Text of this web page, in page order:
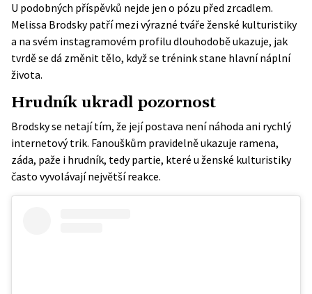
U podobných příspěvků nejde jen o pózu před zrcadlem.
Melissa Brodsky patří mezi výrazné tváře ženské kulturistiky
a na svém instagramovém profilu dlouhodobě ukazuje, jak
tvrdě se dá změnit tělo, když se trénink stane hlavní náplní
života.
Hrudník ukradl pozornost
Brodsky se netají tím, že její postava není náhoda ani rychlý
internetový trik. Fanouškům pravidelně ukazuje ramena,
záda, paže i hrudník, tedy partie, které u ženské kulturistiky
často vyvolávají největší reakce.